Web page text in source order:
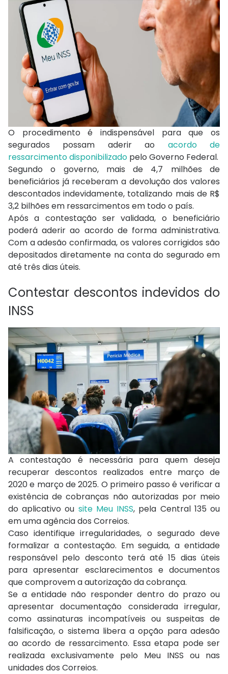
O procedimento é indispensável para que os
segurados possam aderir ao acordo de
ressarcimento disponibilizado pelo Governo Federal.
Segundo o governo, mais de 4,7 milhões de
beneficiários já receberam a devolução dos valores
descontados indevidamente, totalizando mais de R$
3,2 bilhões em ressarcimentos em todo o país.
Após a contestação ser validada, o beneficiário
poderá aderir ao acordo de forma administrativa.
Com a adesão confirmada, os valores corrigidos são
depositados diretamente na conta do segurado em
até três dias úteis.
Contestar descontos indevidos do
INSS
A contestação é necessária para quem deseja
recuperar descontos realizados entre março de
2020 e março de 2025. O primeiro passo é verificar a
existência de cobranças não autorizadas por meio
do aplicativo ou site Meu INSS, pela Central 135 ou
em uma agência dos Correios.
Caso identifique irregularidades, o segurado deve
formalizar a contestação. Em seguida, a entidade
responsável pelo desconto terá até 15 dias úteis
para apresentar esclarecimentos e documentos
que comprovem a autorização da cobrança.
Se a entidade não responder dentro do prazo ou
apresentar documentação considerada irregular,
como assinaturas incompatíveis ou suspeitas de
falsificação, o sistema libera a opção para adesão
ao acordo de ressarcimento. Essa etapa pode ser
realizada exclusivamente pelo Meu INSS ou nas
unidades dos Correios.